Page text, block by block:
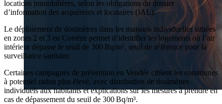
locations immobilières, selon les obligations du dossier
d’information des acquéreurs et locataires (IAL).
Le déploiement de dosimètres dans les maisons individuelles situées
en zones 2 et 3 en Corrèze permet d’identifier les logements où l’air
intérieur dépasse le seuil de 300 Bq/m³, seuil de référence pour la
surveillance sanitaire.
Certaines campagnes de prévention en Vendée ciblent les communes
à potentiel radon plus élevé, avec distribution de dosimètres
individuels aux habitants et explications sur les mesures à prendre en
cas de dépassement du seuil de 300 Bq/m³.